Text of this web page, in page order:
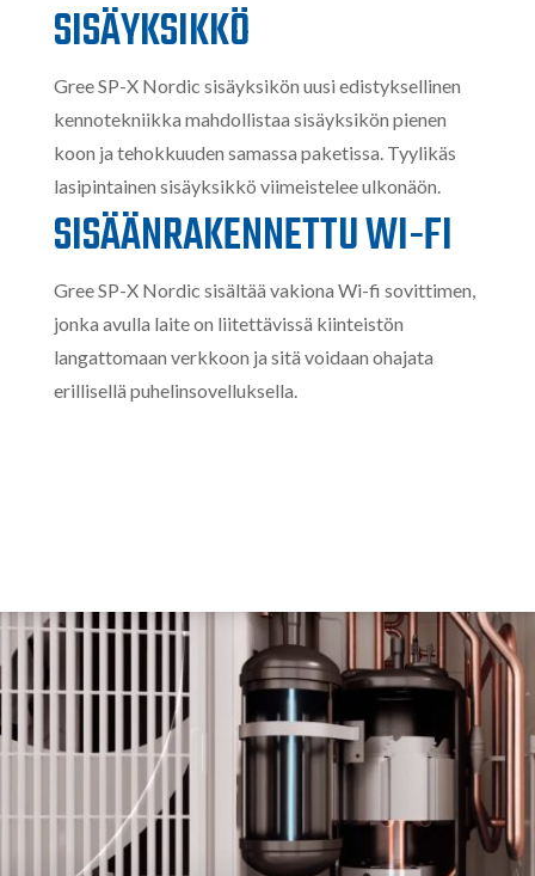
SISÄYKSIKKÖ
Gree SP-X Nordic sisäyksikön uusi edistyksellinen
kennotekniikka mahdollistaa sisäyksikön pienen
koon ja tehokkuuden samassa paketissa. Tyylikäs
lasipintainen sisäyksikkö viimeistelee ulkonäön.
SISÄÄNRAKENNETTU WI-FI
Gree SP-X Nordic sisältää vakiona Wi-fi sovittimen,
jonka avulla laite on liitettävissä kiinteistön
langattomaan verkkoon ja sitä voidaan ohajata
erillisellä puhelinsovelluksella.